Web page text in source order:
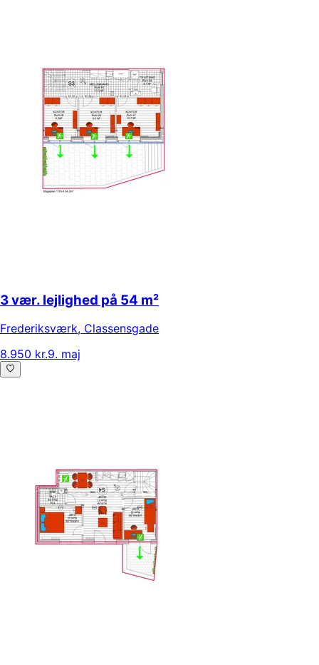
3 vær. lejlighed på 54 m²
Frederiksværk, Classensgade
8.950 kr.9. maj